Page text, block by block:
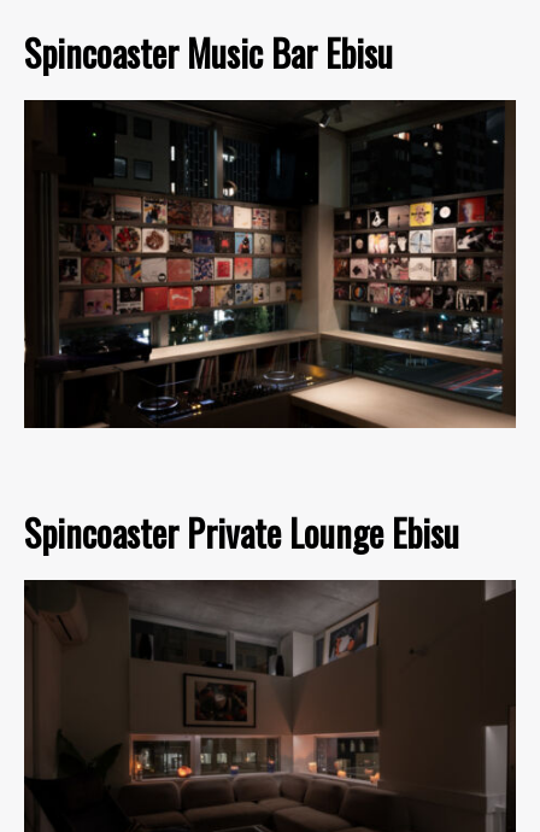
Spincoaster Music Bar Ebisu
Spincoaster Private Lounge Ebisu